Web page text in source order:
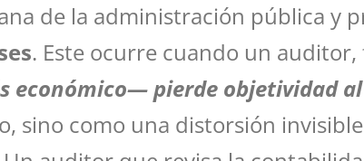
de la administración pública y
. Este ocurre cuando un
económico— pierde objetividad
sino como una distorsión